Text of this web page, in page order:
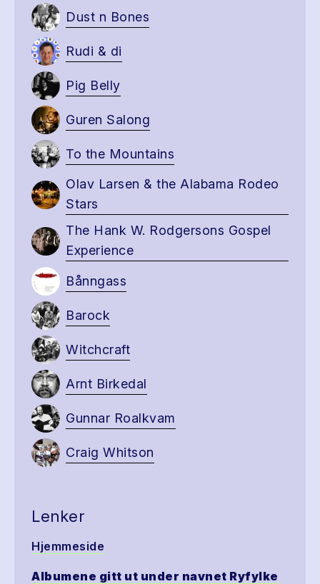
Dust n Bones
Rudi & di
Pig Belly
Guren Salong
To the Mountains
Olav Larsen & the Alabama Rodeo
Stars
The Hank W. Rodgersons Gospel
Experience
Bånngass
Barock
Witchcraft
Arnt Birkedal
Gunnar Roalkvam
Craig Whitson
Lenker
Hjemmeside
Albumene gitt ut under navnet Ryfylke